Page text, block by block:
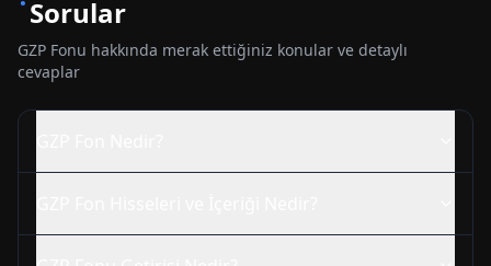
Sorular
GZP Fonu hakkında merak ettiğiniz konular ve detaylı
cevaplar